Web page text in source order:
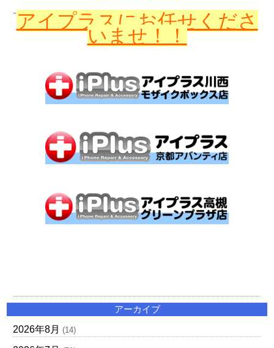
アイプラスに お任せくださ
いませ！！
アーカイブ
2026年8月 (14)